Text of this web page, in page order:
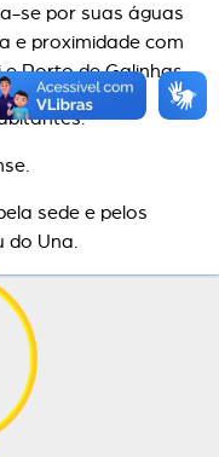
se por suas águas
e proximidade com
Porto de Galinhas.
sede e pelos
Una.